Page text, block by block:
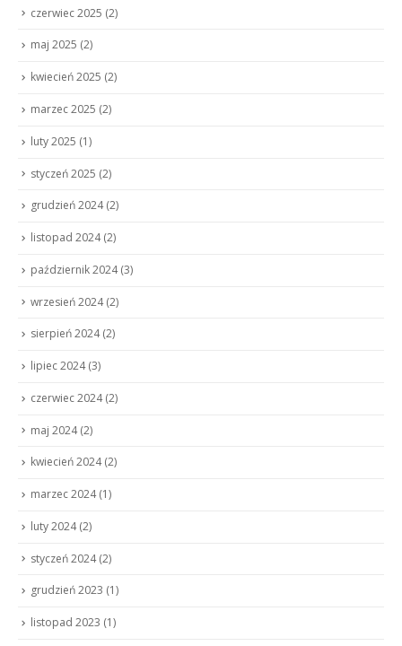
czerwiec 2025 (2)
maj 2025 (2)
kwiecień 2025 (2)
marzec 2025 (2)
luty 2025 (1)
styczeń 2025 (2)
grudzień 2024(2)
listopad 2024(2)
październik 2024(3)
wrzesień 2024(2)
sierpień 2024(2)
lipiec 2024(3)
czerwiec 2024(2)
maj 2024(2)
kwiecień 2024(2)
marzec 2024(1)
luty 2024(2)
styczeń 2024(2)
grudzień 2023 (1)
listopad 2023 (1)